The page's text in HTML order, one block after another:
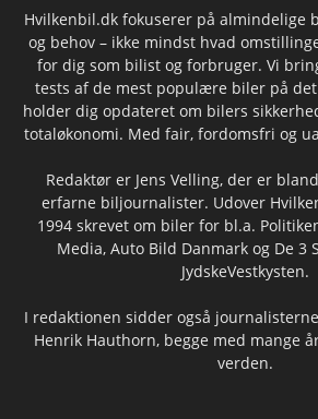
Hvilkenbil.dk fokuserer på almindelige
og behov – ikke mindst hvad
for dig som bilist og forbruger. Vi
tests af de mest populære biler på
holder dig opdateret om bilers
totaløkonomi. Med fair, fordomsfri og
Redaktør er Jens Velling, der er
erfarne biljournalister. Udover
1994 skrevet om biler for bl.a.
Media, Auto Bild Danmark og De 3
JydskeVestkysten.
I redaktionen sidder også
Henrik Hauthorn, begge med mange
verden.